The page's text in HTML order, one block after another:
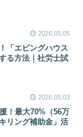
2026.05.05
「エビングハウス
る方法｜社労士試
2026.05.03
！最大70%（56万
リング補助金」活